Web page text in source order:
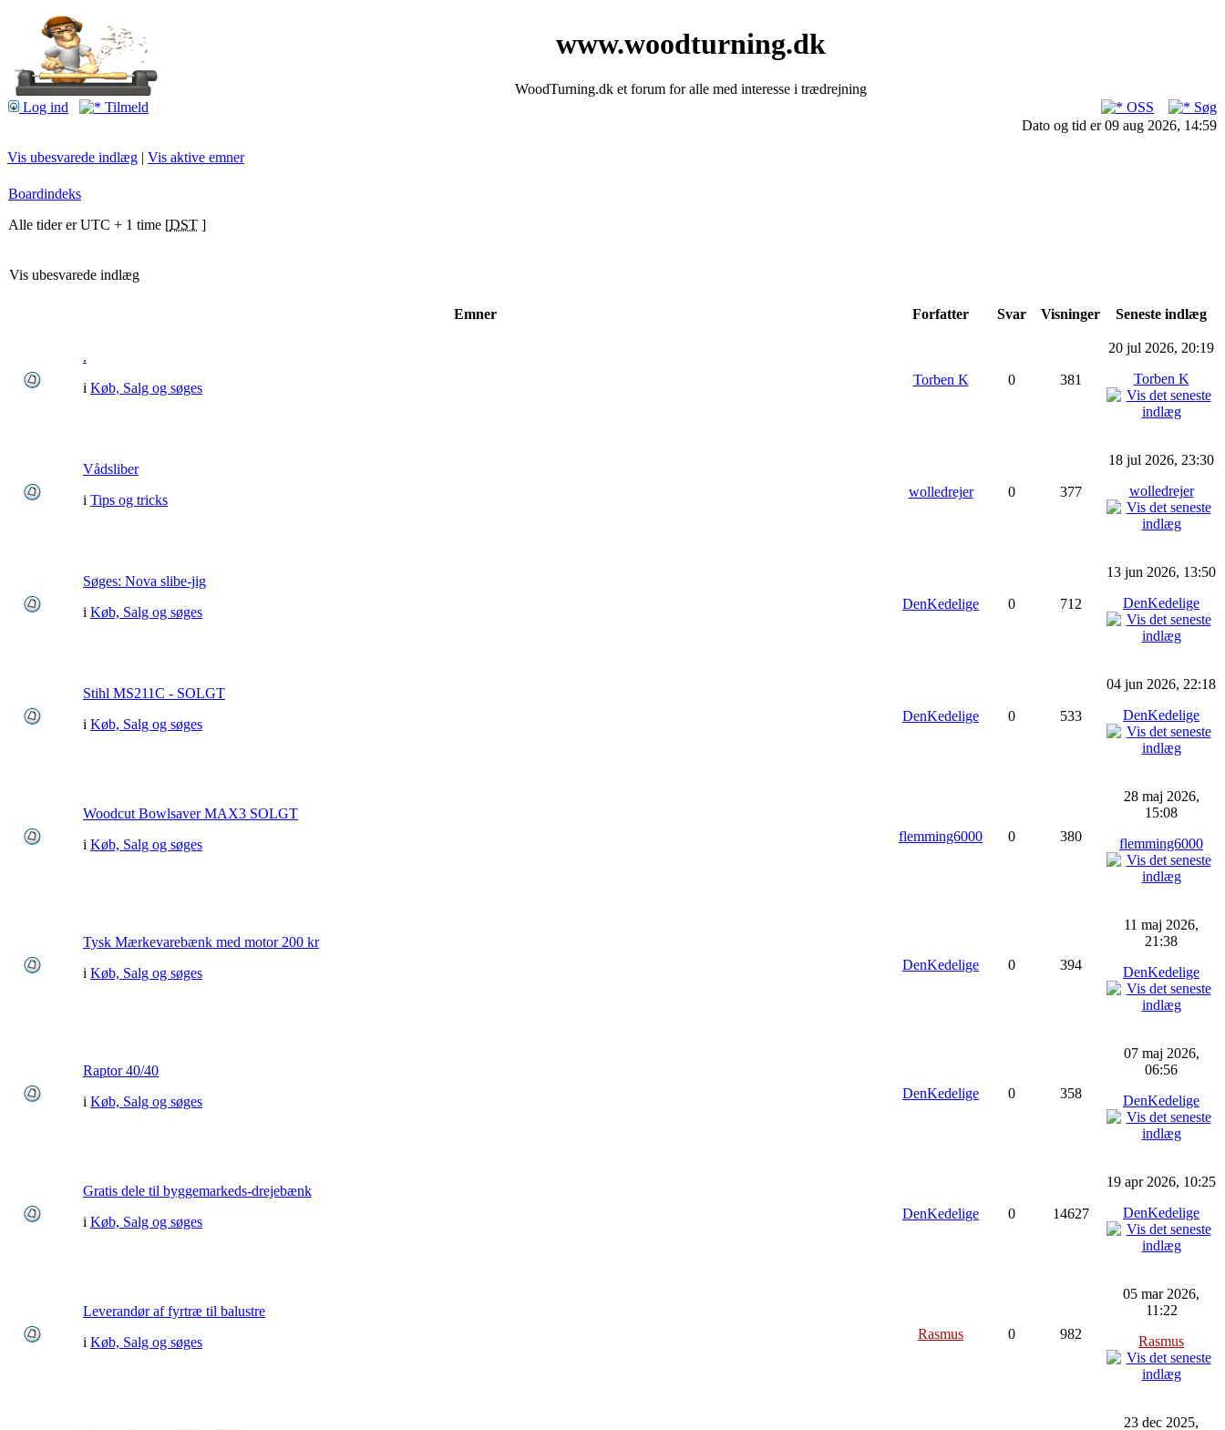
www.woodturning.dk
WoodTurning.dk et forum for alle med interesse i trædrejning
Log ind
Tilmeld OSS
Søg
Dato og tid er 09 aug 2026, 14:59
Vis ubesvarede indlæg | Vis aktive emner
Boardindeks
Alle tider er UTC + 1 time [DST ]
Vis ubesvarede indlæg
Emner Forfatter Svar Visninger Seneste indlæg
.
i Køb, Salg og søges
Torben K 0 381
20 jul 2026, 20:19
Torben K
Vådsliber
i Tips og tricks
wolledrejer 0 377
18 jul 2026, 23:30
wolledrejer
Søges: Nova slibe-jig
i Køb, Salg og søges
DenKedelige 0 712
13 jun 2026, 13:50
DenKedelige
Stihl MS211C - SOLGT
i Køb, Salg og søges
DenKedelige 0 533
04 jun 2026, 22:18
DenKedelige
Woodcut Bowlsaver MAX3 SOLGT
i Køb, Salg og søges
flemming6000 0 380
28 maj 2026,
15:08
flemming6000
Tysk Mærkevarebænk med motor 200 kr
i Køb, Salg og søges
DenKedelige 0 394
11 maj 2026,
21:38
DenKedelige
Raptor 40/40
i Køb, Salg og søges
DenKedelige 0 358
07 maj 2026,
06:56
DenKedelige
Gratis dele til byggemarkeds-drejebænk
i Køb, Salg og søges
DenKedelige 0 14627
19 apr 2026, 10:25
DenKedelige
Leverandør af fyrtræ til balustre
i Køb, Salg og søges
Rasmus 0 982
05 mar 2026,
11:22
Rasmus
23 dec 2025,